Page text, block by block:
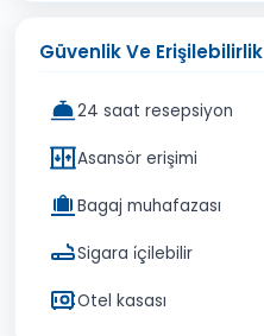
Güvenlik Ve Erişilebilirlik
24 saat resepsiyon
Asansör erişimi
Bagaj muhafazası
Sigara i̇çilebilir
Otel kasası